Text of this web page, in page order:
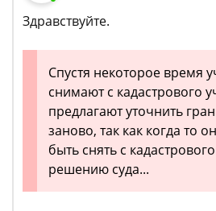
Здравствуйте.
Спустя некоторое время
снимают с кадастрового
предлагают уточнить
заново, так как когда то
быть снять с
решению суда...